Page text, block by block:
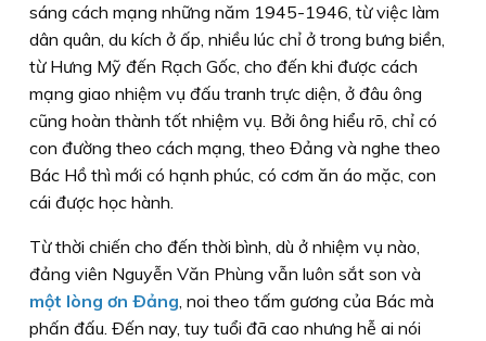
sáng cách mạng những năm 1945-1946, từ việc làm
dân quân, du kích ở ấp, nhiều lúc chỉ ở trong bưng biền,
từ Hưng Mỹ đến Rạch Gốc, cho đến khi được cách
mạng giao nhiệm vụ đấu tranh trực diện, ở đâu ông
cũng hoàn thành tốt nhiệm vụ. Bởi ông hiểu rõ, chỉ có
con đường theo cách mạng, theo Ðảng và nghe theo
Bác Hồ thì mới có hạnh phúc, có cơm ăn áo mặc, con
cái được học hành.
Từ thời chiến cho đến thời bình, dù ở nhiệm vụ nào,
đảng viên Nguyễn Văn Phùng vẫn luôn sắt son và
một lòng ơn Ðảng, noi theo tấm gương của Bác mà
phấn đấu. Ðến nay, tuy tuổi đã cao nhưng hễ ai nói